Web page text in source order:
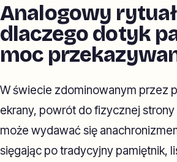
Analogowy
dlaczego dotyk
moc
W świecie zdominowanym przez
ekrany, powrót do fizycznej strony
może wydawać się
sięgając po tradycyjny pamiętnik,